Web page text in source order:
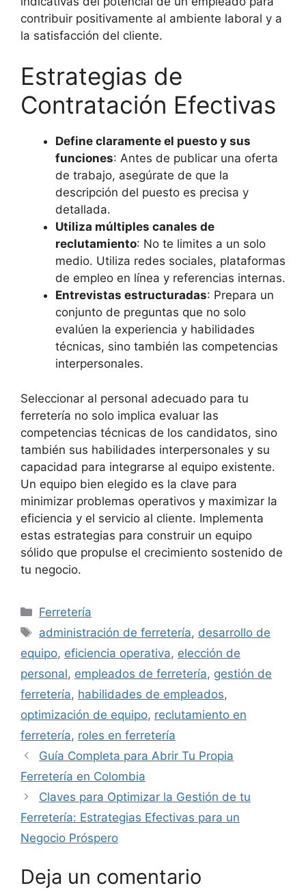
contribuir positivamente al ambiente laboral y a
la satisfacción del cliente.
Estrategias de
Contratación Efectivas
Define claramente el puesto y sus
funciones: Antes de publicar una oferta
de trabajo, asegúrate de que la
descripción del puesto es precisa y
detallada.
Utiliza múltiples canales de
reclutamiento: No te limites a un solo
medio. Utiliza redes sociales, plataformas
de empleo en línea y referencias internas.
Entrevistas estructuradas: Prepara un
conjunto de preguntas que no solo
evalúen la experiencia y habilidades
técnicas, sino también las competencias
interpersonales.
Seleccionar al personal adecuado para tu
ferretería no solo implica evaluar las
competencias técnicas de los candidatos, sino
también sus habilidades interpersonales y su
capacidad para integrarse al equipo existente.
Un equipo bien elegido es la clave para
minimizar problemas operativos y maximizar la
eficiencia y el servicio al cliente. Implementa
estas estrategias para construir un equipo
sólido que propulse el crecimiento sostenido de
tu negocio.
Categorías
Ferretería
Etiquetas
administración de ferretería, desarrollo de
equipo, eficiencia operativa, elección de
personal, empleados de ferretería, gestión de
ferretería, habilidades de empleados,
optimización de equipo, reclutamiento en
ferretería, roles en ferretería
Guía Completa para Abrir Tu Propia
Ferretería en Colombia
Claves para Optimizar la Gestión de tu
Ferretería: Estrategias Efectivas para un
Negocio Próspero
Deja un comentario